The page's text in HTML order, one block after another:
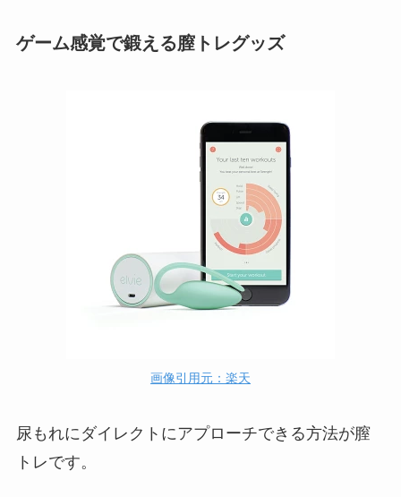
ゲーム感覚で鍛える膣トレグッズ
画像引用元：楽天
尿もれにダイレクトにアプローチできる方法が膣
トレです。